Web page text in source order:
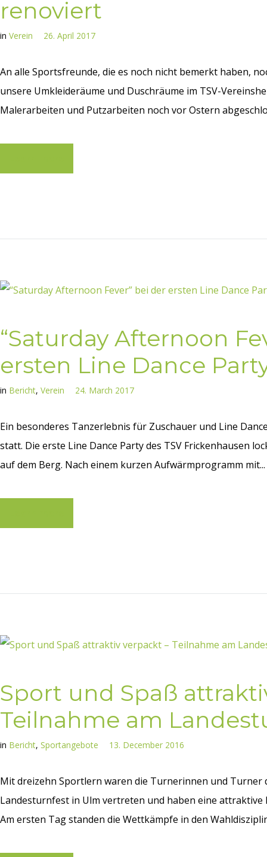
renoviert
in Verein 26. April 2017
An alle Sportsfreunde, die es noch nicht bemerkt haben,
unsere Umkleideräume und Duschräume im TSV-
Malerarbeiten und Putzarbeiten noch vor Ostern
“Saturday Afternoon
ersten Line Dance
in Bericht, Verein 24. March 2017
Ein besonderes Tanzerlebnis für Zuschauer und Line
statt. Die erste Line Dance Party des TSV Frickenhausen
auf dem Berg. Nach einem kurzen Aufwärmprogramm mit...
Sport und Spaß
Teilnahme am
in Bericht, Sportangebote 13. December 2016
Mit dreizehn Sportlern waren die Turnerinnen und Turner
Landesturnfest in Ulm vertreten und haben eine
Am ersten Tag standen die Wettkämpfe in den